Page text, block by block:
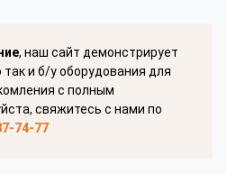
, наш сайт демонстрирует
так и б/у оборудования для
с полным
свяжитесь с нами по
74-77